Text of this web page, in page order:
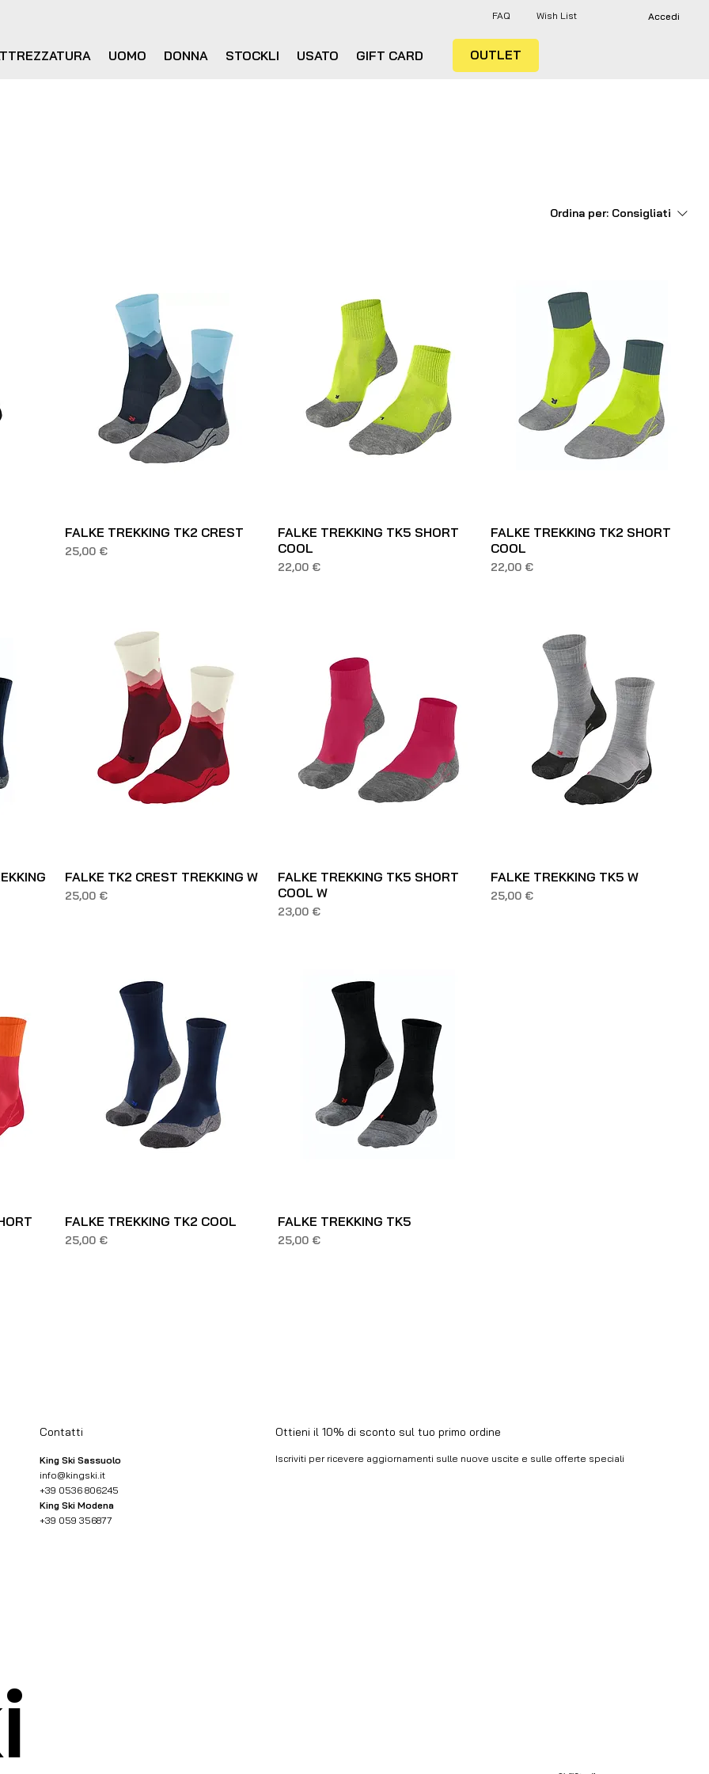
UOMO DONNA STOCKLI USATO GIFT CARD
FAQ Wish List Accedi
OUTLET
Ordina per: Consigliati
FALKE TREKKING TK2 CREST
Prezzo
25,00 €
FALKE TREKKING TK5 SHORT
COOL
Prezzo
22,00 €
FALKE TREKKING TK2 SHORT
COOL
Prezzo
22,00 €
FALKE TK2 CREST TREKKING W
Prezzo
25,00 €
FALKE TREKKING TK5 SHORT
COOL W
Prezzo
23,00 €
FALKE TREKKING TK5 W
Prezzo
25,00 €
FALKE TREKKING TK2 COOL
Prezzo
25,00 €
FALKE TREKKING TK5
Prezzo
25,00 €
Contatti
King Ski Sassuolo
info@kingski.it
+39 0536 806245
King Ski Modena
+39 059 356877
Ottieni il 10% di sconto sul tuo primo ordine
Iscriviti per ricevere aggiornamenti sulle nuove uscite e sulle offerte speciali